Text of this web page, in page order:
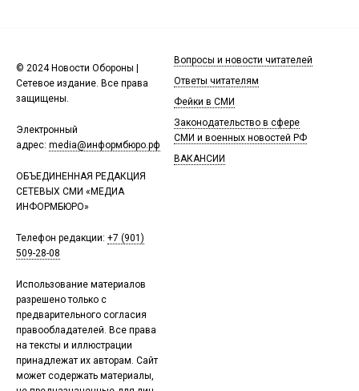
© 2024 Новости Обороны |
Сетевое издание. Все права
защищены.
Электронный
адрес: media@информбюро.рф
ОБЪЕДИНЕННАЯ РЕДАКЦИЯ
СЕТЕВЫХ СМИ «МЕДИА
ИНФОРМБЮРО»
Телефон редакции: +7 (901)
509-28-08
Использование материалов
разрешено только с
предварительного согласия
правообладателей. Все права
на тексты и иллюстрации
принадлежат их авторам. Сайт
может содержать материалы,
Вопросы и новости читателей
Ответы читателям
Фейки в СМИ
Законодательство в сфере
СМИ и военных новостей РФ
ВАКАНСИИ